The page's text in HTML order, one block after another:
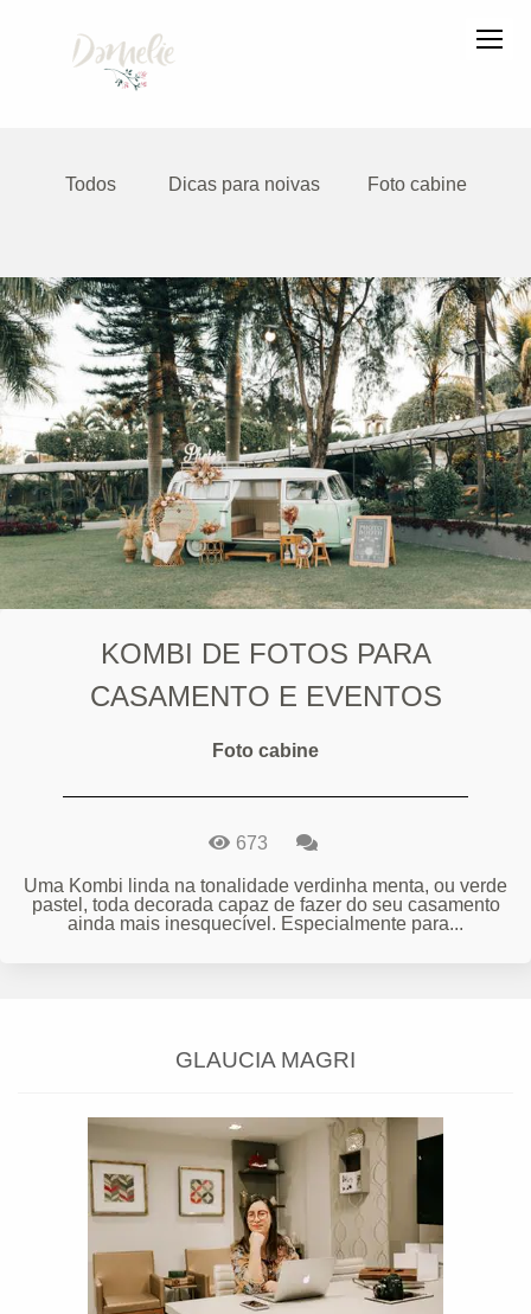
Todos Dicas para noivas Foto cabine
KOMBI DE FOTOS PARA
CASAMENTO E EVENTOS
Foto cabine
673
Uma Kombi linda na tonalidade verdinha menta, ou verde
pastel, toda decorada capaz de fazer do seu casamento
ainda mais inesquecível. Especialmente para...
GLAUCIA MAGRI